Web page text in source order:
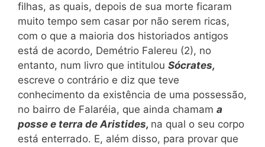
filhas, as quais, depois de sua morte ficaram
muito tempo sem casar por não serem ricas,
com o que a maioria dos historiados antigos
está de acordo, Demétrio Falereu (2), no
entanto, num livro que intitulou Sócrates,
escreve o contrário e diz que teve
conhecimento da existência de uma possessão,
no bairro de Falaréia, que ainda chamam a
posse e terra de Aristides, na qual o seu corpo
está enterrado. E, além disso, para provar que